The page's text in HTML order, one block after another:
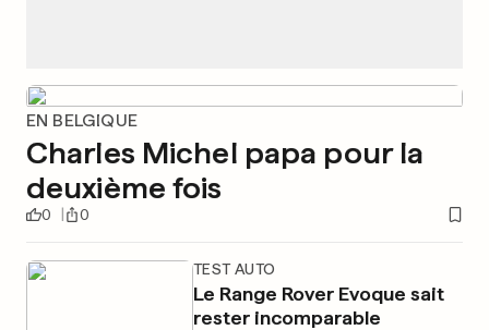
EN BELGIQUE
Charles Michel papa pour la
deuxième fois
0 0
TEST AUTO
Le Range Rover Evoque sait
rester incomparable